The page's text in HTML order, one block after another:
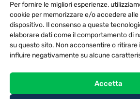
Per fornire le migliori esperienze,
cookie per memorizzare e/o accedere
dispositivo. Il consenso a queste
elaborare dati come il comportamento di
su questo sito. Non acconsentire o ritirare
influire negativamente su alcune
Accetta
NOTE LEGALI
CONTATTACI
TV LIBERA S.P.A.
Via Monteleonese 95/21 – 51100
Tel. 0573.9136 / Fax